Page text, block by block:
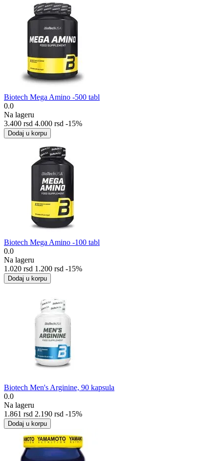
Biotech Mega Amino -500 tabl
0.0
Na lageru
3.400 rsd 4.000 rsd -15%
Dodaj u korpu
Biotech Mega Amino -100 tabl
0.0
Na lageru
1.020 rsd 1.200 rsd -15%
Dodaj u korpu
Biotech Men's Arginine, 90 kapsula
0.0
Na lageru
1.861 rsd 2.190 rsd -15%
Dodaj u korpu